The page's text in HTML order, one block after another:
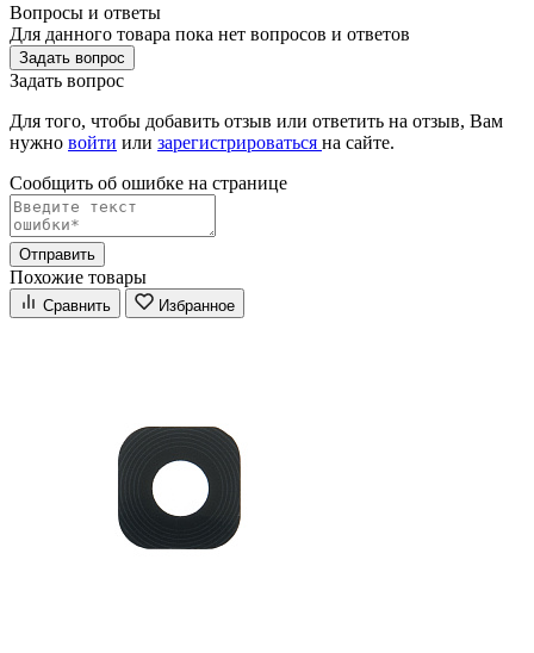
Вопросы и ответы
Для данного товара пока нет вопросов и ответов
Задать вопрос
Задать вопрос
Для того, чтобы добавить отзыв или ответить на отзыв, Вам
нужно войти или зарегистрироваться на сайте.
Сообщить об ошибке на страницe
Отправить
Похожие товары
Сравнить Избранное